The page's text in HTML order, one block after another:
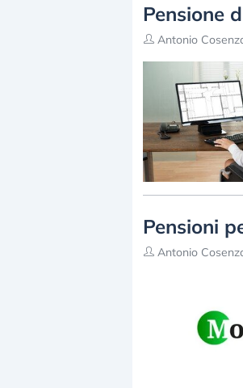
Pensione
Antonio
Pensioni
Antonio